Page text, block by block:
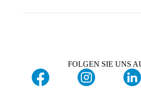
FOLGEN SIE UNS